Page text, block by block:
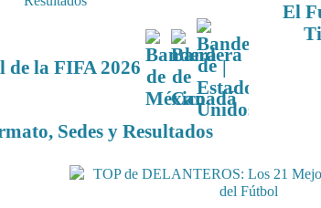
de la FIFA 2026 |
Sedes y Resultados
El